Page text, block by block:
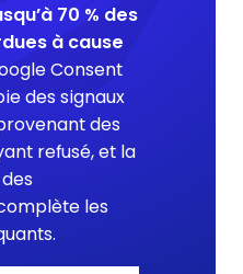
70 % des
à cause
Consent
des signaux
des
refusé, et la
les